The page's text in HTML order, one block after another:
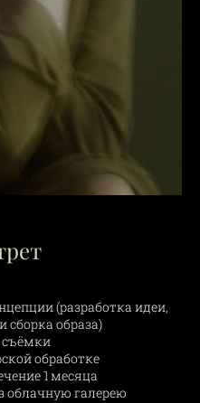
(разработка идеи,
сборка образа)
съёмки
обработке
1 месяца
облачную галерею